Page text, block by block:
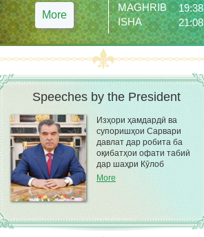
More
MAGHRIB
19:38
ISHA
21:08
Speeches by the President
Изҳори ҳамдардӣ ва
супоришҳои Сарвари
давлат дар робита ба
оқибатҳои офати табиӣ
дар шаҳри Кӯлоб
More